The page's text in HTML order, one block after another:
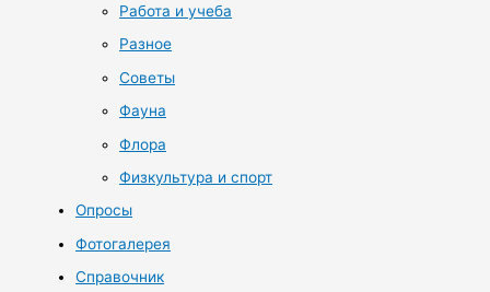
Работа и учеба
Разное
Советы
Фауна
Флора
Физкультура и спорт
Опросы
Фотогалерея
Справочник